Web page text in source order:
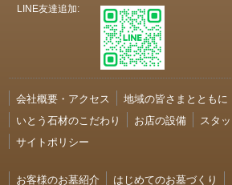
LINE友達追加:
会社概要・アクセス
地域の皆さまとともに
いとう石材のこだわり
お店の設備 スタ
サイトポリシー
お客様のお墓紹介 はじめてのお墓づくり